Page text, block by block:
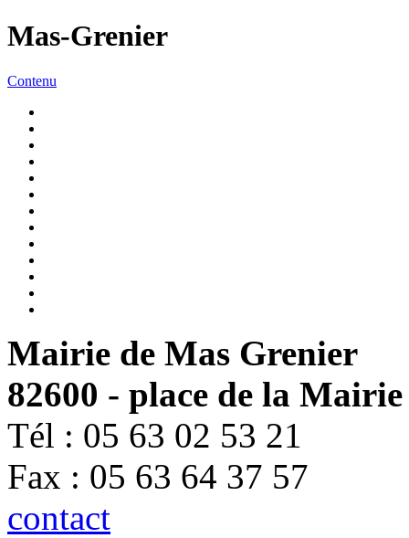
Mas-Grenier
Contenu
Mairie de Mas Grenier
82600 - place de la Mairie
Tél : 05 63 02 53 21
Fax : 05 63 64 37 57
contact